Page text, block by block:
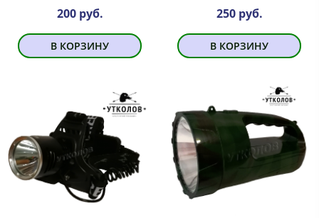
200 руб.
В КОРЗИНУ
250 руб.
В КОРЗИНУ